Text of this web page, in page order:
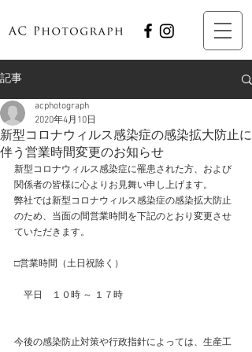
記事
新型コロナウィルス感染症の感染拡大防止に
伴う営業時間変更のお知らせ
acphotograph
2020年4月10日
新型コロナウィルス感染症に罹患された方、および
関係者の皆様に心よりお見舞い申し上げます。
弊社では新型コロナウィルス感染症の感染拡大防止
のため、当面の間営業時間を下記のとおり変更させ
ていただきます。
□営業時間（土日祝除く）
平日　１０時 ～ １７時
今後の感染防止対策や行政指針によっては、生産工